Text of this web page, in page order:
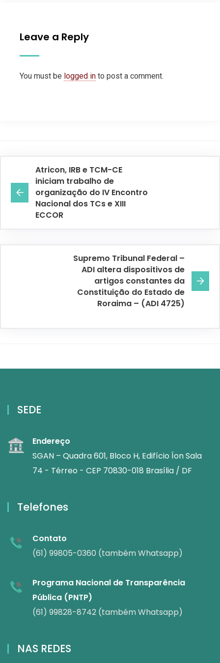
Leave a Reply
You must be logged in to post a comment.
Atricon, IRB e TCM-CE
iniciam trabalho de
organização do IV Encontro
Nacional dos TCs e XIII
ECCOR
Supremo Tribunal Federal –
ADI altera dispositivos de
artigos constantes da
Constituição do Estado de
Roraima – (ADI 4725)
SEDE
Endereço
SGAN – Quadra 601, Bloco H, Edifício Íon Sala
74 - Térreo - CEP 70830-018 Brasília / DF
Telefones
Contato
(61) 99805-0360 (também Whatsapp)
Programa Nacional de Transparência
Pública (PNTP)
(61) 99828-8742 (também Whatsapp)
NAS REDES